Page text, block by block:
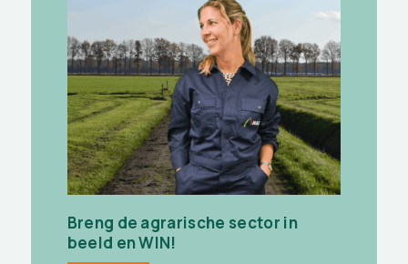
Breng de agrarische sector in
beeld en WIN!